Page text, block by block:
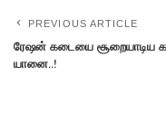
PREVIOUS ARTICLE
ரேஷன் கடையை சூறையாடிய
யானை..!